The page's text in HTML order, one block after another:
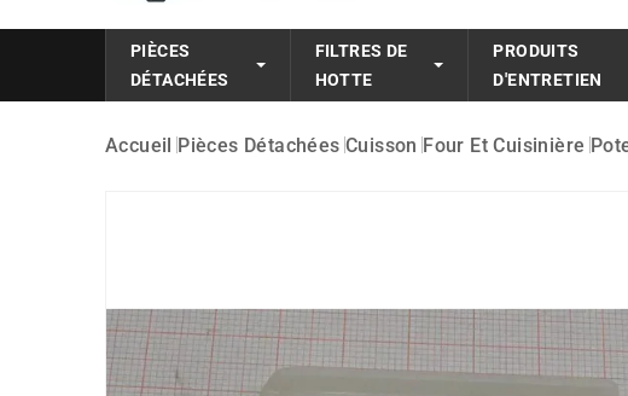
PIÈCES
DÉTACHÉES
FILTRES DE
HOTTE
PRODUITS
D'ENTRETIEN
Accueil Pièces Détachées Cuisson Four Et Cuisinière